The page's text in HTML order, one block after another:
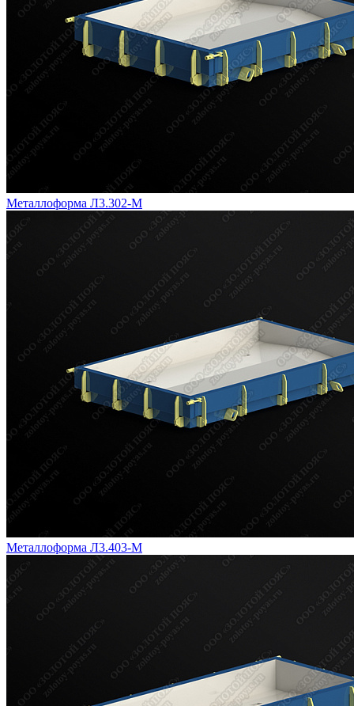
Металлоформа Л3.302-М
Металлоформа Л3.403-М